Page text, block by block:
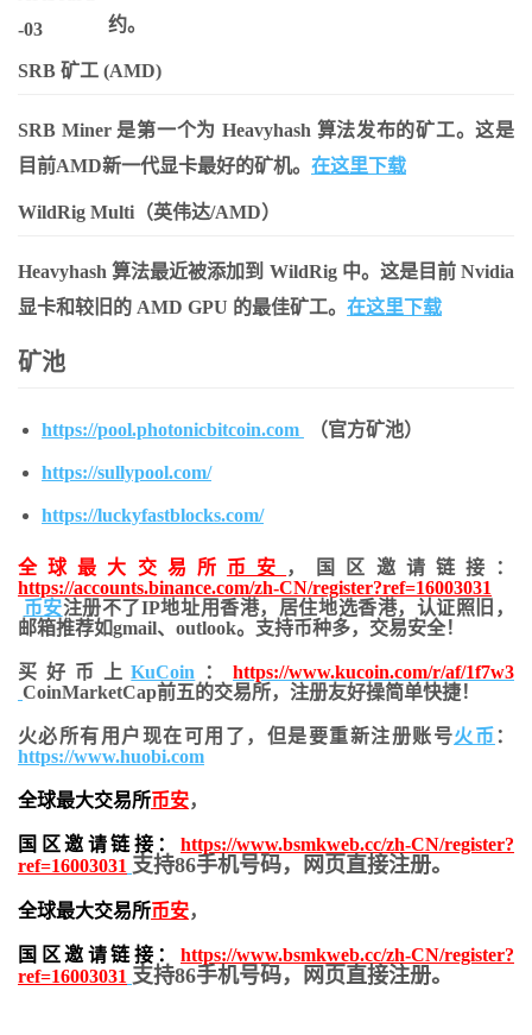
约。
SRB 矿工 (AMD)
SRB Miner 是第一个为 Heavyhash 算法发布的矿工。这是
目前AMD新一代显卡最好的矿机。 在这里下载
WildRig Multi（英伟达/AMD）
Heavyhash 算法最近被添加到 WildRig 中。这是目前 Nvidia
显卡和较旧的 AMD GPU 的最佳矿工。 在这里下载
矿池
https://pool.photonicbitcoin.com （官方矿池）
https://sullypool.com/
https://luckyfastblocks.com/
全球最大交易所 币安
，国区邀请链接：
https://accounts.binance.com/zh-CN/register?ref=16003031
币安注册不了IP地址用香港，居住地选香港，认证照旧，
邮箱推荐如gmail、outlook。支持币种多，交易安全！
买好币上KuCoin ：https://www.kucoin.com/r/af/1f7w3
CoinMarketCap前五的交易所，注册友好操简单快捷！
火必所有用户现在可用了，但是要重新注册账号火币 ：
https://www.huobi.com
全球最大交易所币安，
国区邀请链接： https://www.bsmkweb.cc/zh-CN/register?
ref=16003031 支持86手机号码，网页直接注册。
全球最大交易所币安，
国区邀请链接： https://www.bsmkweb.cc/zh-CN/register?
ref=16003031 支持86手机号码，网页直接注册。